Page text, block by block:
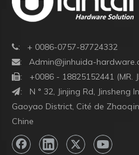
: + 0086-0757-87724332
: Admin@jinhuida-
: +0086 - 18825152441 (MR.
: N ° 32, Jinjing Rd, Jinsheng
Gaoyao District, Cité de
Chine